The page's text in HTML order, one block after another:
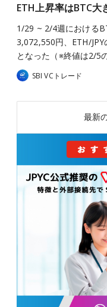
ETH上昇率はBTC
1/29 ~ 2/4週における
3,072,550円、ETH/
となった（※終値は2/5
SBI VCトレード
最新